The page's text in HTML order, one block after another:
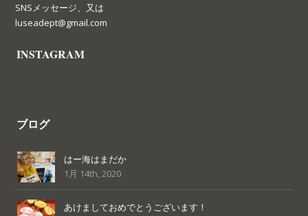
SNSメッセージ、又は
luseadept@gmail.com
INSTAGRAM
ブログ
はー海はまだか
1月 14th, 2020
あけましておめでとうございます！